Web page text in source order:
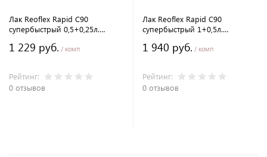
Лак Reoflex Rapid C90
супербыстрый 0,5+0,25л.
1 229 руб. / комп
Рейтинг:
0 отзывов
Лак Reoflex Rapid C90
супербыстрый 1+0,5л.
1 940 руб. / комп
Рейтинг:
0 отзывов